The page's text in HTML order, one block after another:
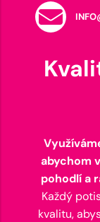
abychom
pohodlí a
Každý
kvalitu,